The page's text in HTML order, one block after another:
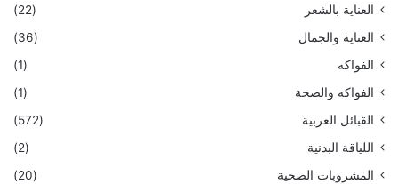
العناية بالشعر
(22)
العناية والجمال
(36)
الفواكه
(1)
الفواكه والصحة
(1)
القبائل العربية
(572)
اللياقة البدنية
(2)
المشروبات الصحية
(20)